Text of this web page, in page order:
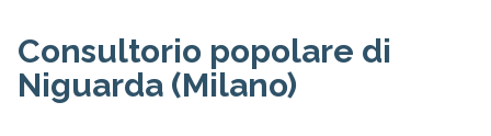
Consultorio popolare di
Niguarda (Milano)